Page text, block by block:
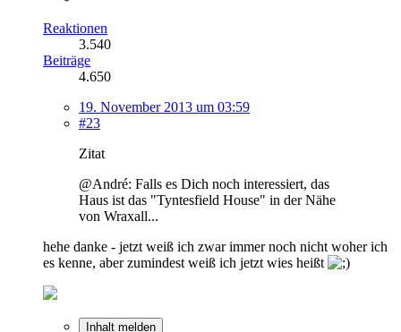
Reaktionen
3.540
Beiträge
4.650
19. November 2013 um 03:59
#23
Zitat
@André: Falls es Dich noch interessiert, das
Haus ist das "Tyntesfield House" in der Nähe
von Wraxall...
hehe danke - jetzt weiß ich zwar immer noch nicht woher ich
es kenne, aber zumindest weiß ich jetzt wies heißt
Inhalt melden